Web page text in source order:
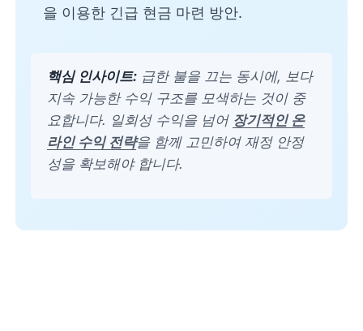
을 이용한 긴급 현금 마련 방안.
핵심 인사이트: 급한 불을 끄는 동시에, 보다
지속 가능한 수익 구조를 모색하는 것이 중
요합니다. 일회성 수익을 넘어 장기적인 온
라인 수익 전략을 함께 고민하여 재정 안정
성을 확보해야 합니다.